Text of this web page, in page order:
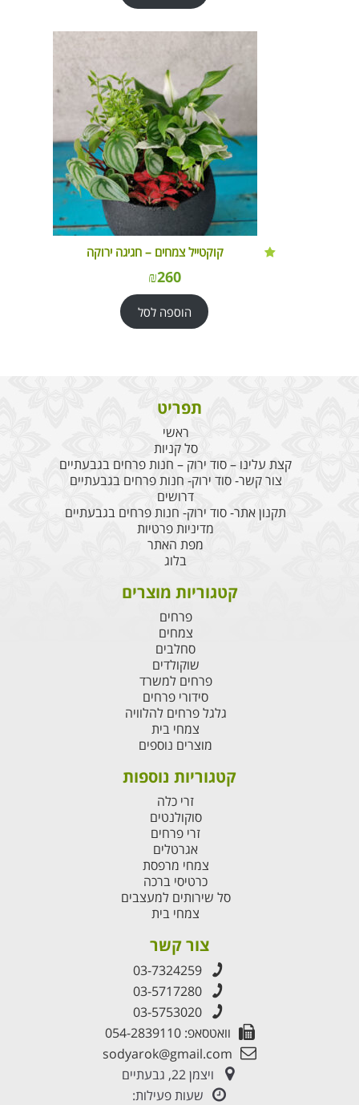
קוקטייל צמחים – חגיגה ירוקה
₪260
הוספה לסל
תפריט
ראשי
סל קניות
קצת עלינו – סוד ירוק – חנות פרחים בגבעתיים
צור קשר- סוד ירוק- חנות פרחים בגבעתיים
דרושים
תקנון אתר- סוד ירוק- חנות פרחים בגבעתיים
מדיניות פרטיות
מפת האתר
בלוג
קטגוריות מוצרים
פרחים
צמחים
סחלבים
שוקולדים
פרחים למשרד
סידורי פרחים
גלגל פרחים להלוויה
צמחי בית
מוצרים נוספים
קטגוריות נוספות
זרי כלה
סוקולנטים
זרי פרחים
אגרטלים
צמחי מרפסת
כרטיסי ברכה
סל שירותים למעצבים
צמחי בית
צור קשר
03-7324259
03-5717280
03-5753020
וואטסאפ: 054-2839110
sodyarok@gmail.com
ויצמן 22, גבעתיים
שעות פעילות: